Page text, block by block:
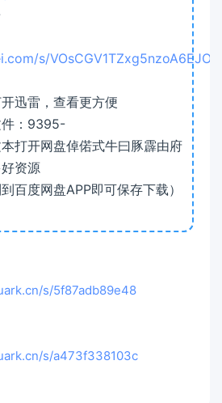
s/
迅雷，查看更方便
件：9395-
打开网盘倬偌式牛曰豚霹由府
资源
百度网盘APP即可保存下载）
s/5f87adb89e48
s/a473f338103c